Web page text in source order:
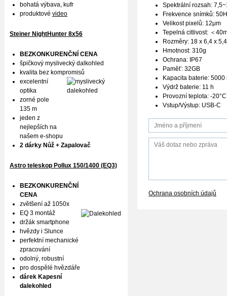
Spektrální rozsah:
Frekvence snímků:
Velikost pixelů: 12μm
Tepelná citlivost: ＜
Rozměry: 18 x 6,4 x
Hmotnost: 310g
Ochrana: IP67
Paměť: 32GB
Kapacita baterie: 5000
Výdrž baterie: 11 h
Provozní teplota: -
Vstup/Výstup: USB-C
Ochrana osobních údajů
bohatá výbava, kufr
produktové video
Steiner NightHunter 8x56
BEZKONKURENČNÍ CENA
špičkový myslivecký dalkohled
kvalita bez kompromisů
excelentní
optika
zorné pole
135 m
jeden z
nejlepších na
našem e-shopu
2 dárky Nůž + Zapalovač
Astro teleskop Pollux 150/1400 (EQ3)
BEZKONKURENČNÍ
CENA
zvětšení až 1050x
EQ 3 montáž
držák smartphone
hvězdy i Slunce
perfektní mechanické
zpracování
odolný, robustní
pro dospělé hvězdáře
dárek Kapesní
dalekohled